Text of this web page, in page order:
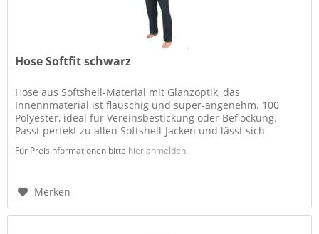
Hose Softfit schwarz
Hose aus Softshell-Material mit Glanzoptik, das
Innennmaterial ist flauschig und super-angenehm. 100
Polyester, ideal für Vereinsbestickung oder Beflockung.
Passt perfekt zu allen Softshell-Jacken und lässt sich
Für Preisinformationen bitte hier anmelden.
Merken